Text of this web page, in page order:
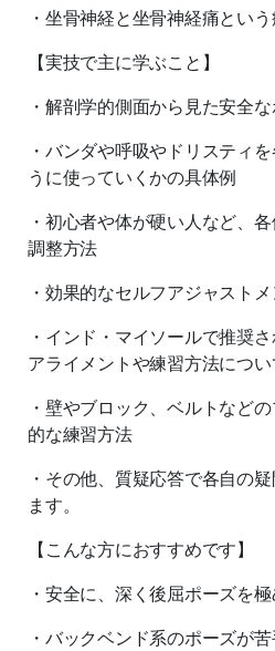
・坐骨神経と坐骨神経痛とい
【実技で主に学ぶこと】
・解剖学的側面から見た安全
・バンダや呼吸やドリスティ
うに使っていくかの具体例
・初心者や体が硬い人など、
調整方法
・効果的なセルフアジャスト
・インド・マイソールで推奨
アライメントや練習方法につ
・壁やブロック、ベルトなど
的な練習方法
・その他、質疑応答で各自の
ます。
【こんな方におすすめです】
・安全に、深く後屈ポーズを
・バックベンド系のポーズが